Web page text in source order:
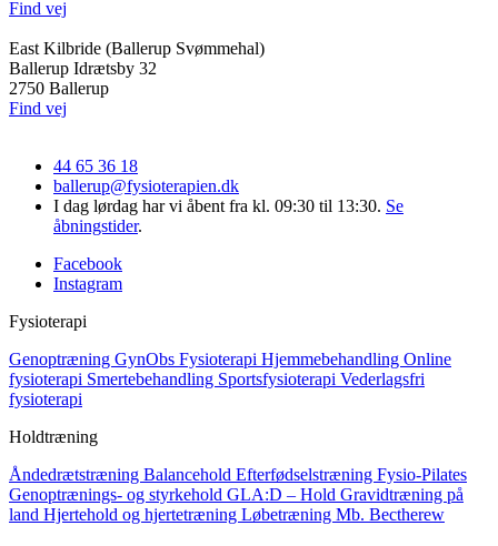
Find vej
East Kilbride (Ballerup Svømmehal)
Ballerup Idrætsby 32
2750 Ballerup
Find vej
44 65 36 18
ballerup@fysioterapien.dk
I dag lørdag har vi åbent fra kl. 09:30 til 13:30. Se
åbningstider.
Facebook
Instagram
Fysioterapi
Genoptræning GynObs Fysioterapi Hjemmebehandling Online
fysioterapi Smertebehandling Sportsfysioterapi Vederlagsfri
fysioterapi
Holdtræning
Åndedrætstræning Balancehold Efterfødselstræning Fysio-Pilates
Genoptrænings- og styrkehold GLA:D – Hold Gravidtræning på
land Hjertehold og hjertetræning Løbetræning Mb. Bectherew